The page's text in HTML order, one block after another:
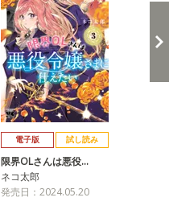
電子版 試し読み
限界OLさんは悪役…
ネコ太郎
発売日：2024.05.20